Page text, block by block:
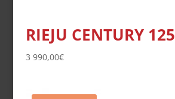
RIEJU CENTURY 125
3 990,00€